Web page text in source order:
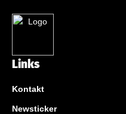
Links
Kontakt
Newsticker